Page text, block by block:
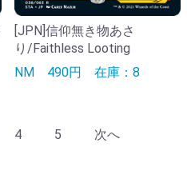
[JPN]信仰無き物あさ
り/Faithless Looting
NM 490円 在庫：8
4 5 次へ